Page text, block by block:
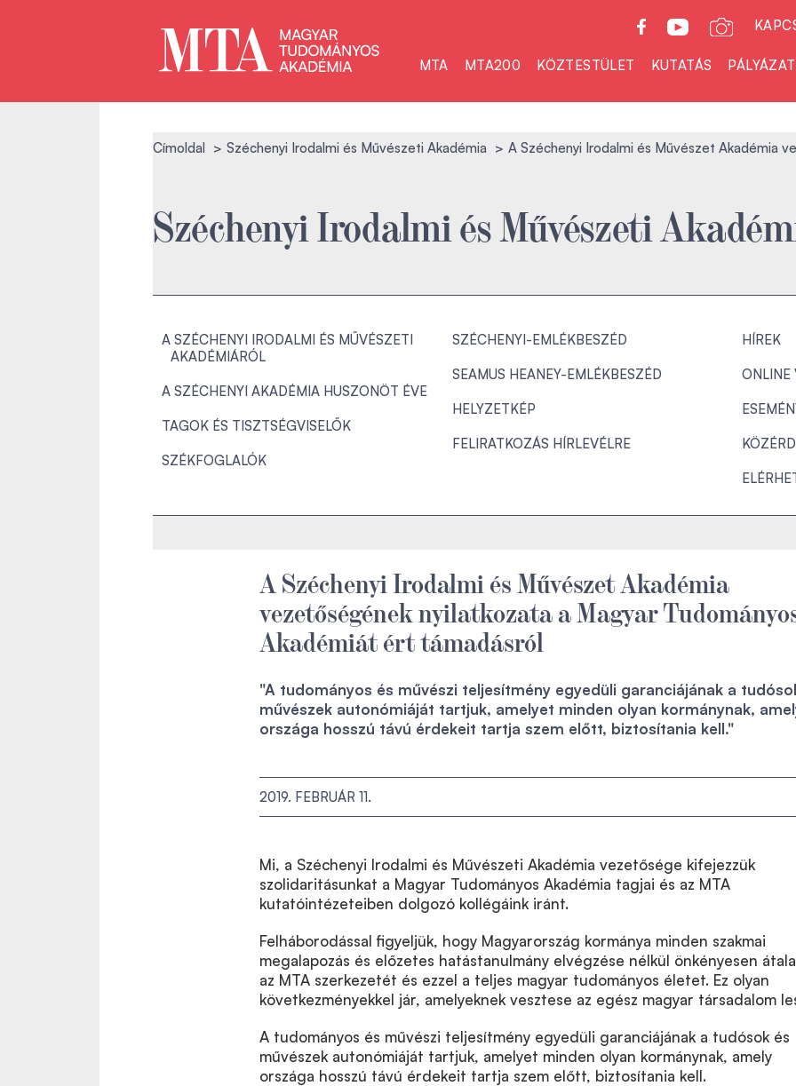
MTA MTA200 KÖZTESTÜLET KUTATÁS
Címoldal Széchenyi Irodalmi és Művészeti Akadémia A Széchenyi Irodalmi és Művészet Akadémia
Széchenyi Irodalmi és Művészeti
A SZÉCHENYI IRODALMI ÉS MŰVÉSZETI
AKADÉMIÁRÓL
A SZÉCHENYI AKADÉMIA HUSZONÖT ÉVE
TAGOK ÉS TISZTSÉGVISELŐK
SZÉKFOGLALÓK
SZÉCHENYI-EMLÉKBESZÉD
SEAMUS HEANEY-EMLÉKBESZÉD
HELYZETKÉP
FELIRATKOZÁS HÍRLEVÉLRE
HÍREK
ONLINE
A Széchenyi Irodalmi és Művészet Akadémia
vezetőségének nyilatkozata a Magyar
Akadémiát ért támadásról
"A tudományos és művészi teljesítmény egyedüli garanciájának a
művészek autonómiáját tartjuk, amelyet minden olyan kormánynak,
országa hosszú távú érdekeit tartja szem előtt, biztosítania kell."
2019. FEBRUÁR 11.
Mi, a Széchenyi Irodalmi és Művészeti Akadémia vezetősége kifejezzük
szolidaritásunkat a Magyar Tudományos Akadémia tagjai és az MTA
kutatóintézeteiben dolgozó kollégáink iránt.
Felháborodással figyeljük, hogy Magyarország kormánya minden szakmai
megalapozás és előzetes hatástanulmány elvégzése nélkül önkényesen
az MTA szerkezetét és ezzel a teljes magyar tudományos életet. Ez olyan
következményekkel jár, amelyeknek vesztese az egész magyar társadalom
A tudományos és művészi teljesítmény egyedüli garanciájának a tudósok és
művészek autonómiáját tartjuk, amelyet minden olyan kormánynak, amely
országa hosszú távú érdekeit tartja szem előtt, biztosítania kell.